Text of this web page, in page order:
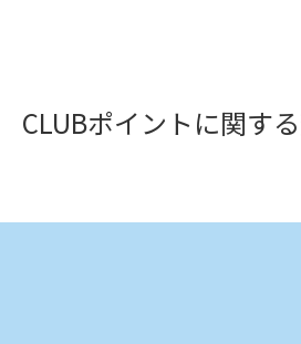
CLUBポイントに関す